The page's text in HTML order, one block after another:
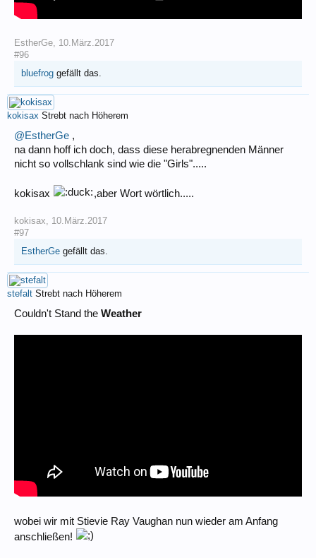
EstherGe 10.März.2017
#96
bluefrog gefällt das.
kokisax Strebt nach Höherem
@EstherGe ,
na dann hoff ich doch, dass diese herabregnenden Männer
nicht so vollschlank sind wie die "Girls".....
kokisax ,aber Wort wörtlich.....
kokisax
10.März.2017
#97
EstherGe gefällt das.
stefalt Strebt nach Höherem
Couldn't Stand the Weather
wobei wir mit Stievie Ray Vaughan nun wieder am Anfang
anschließen!